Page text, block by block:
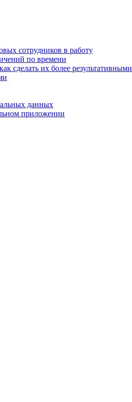
сотрудников в работу
по времени
сделать их более результативными
данных
приложении